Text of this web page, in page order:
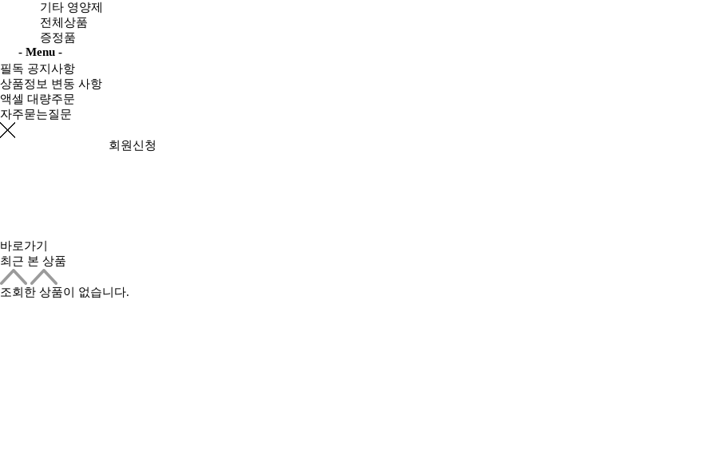
기타 영양제
전체상품
증정품
- Menu -
필독 공지사항
상품정보 변동 사항
액셀 대량주문
자주묻는질문
회원신청
바로가기
최근 본 상품
조회한 상품이 없습니다.